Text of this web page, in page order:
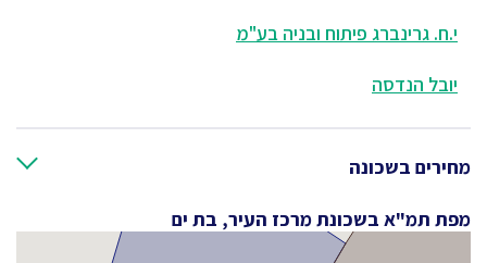
י.ח. גרינברג פיתוח ובניה בע"מ
יובל הנדסה
מחירים בשכונה
מפת תמ"א בשכונת מרכז העיר, בת ים